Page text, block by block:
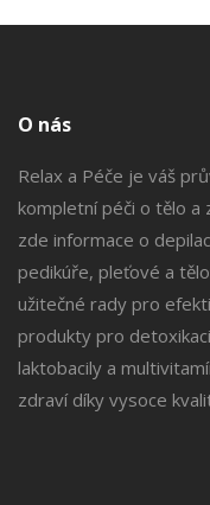
O nás
Relax a Péče je váš
kompletní péči o tělo a
zde informace o
pedikúře, pleťové a
užitečné rady pro
produkty pro
laktobacily a
zdraví díky vysoce